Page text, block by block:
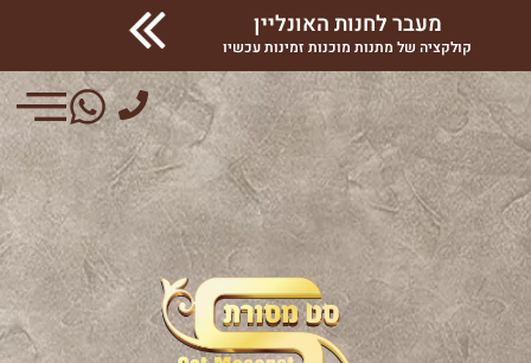
מעבר לחנות האונליין
קולקציה של מתנות מוכנות זמינות עכשיו